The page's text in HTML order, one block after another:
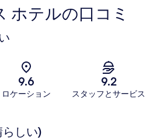
ホテルの口コミ
9.6
ロケーション
9.2
スタッフとサービス
しい)